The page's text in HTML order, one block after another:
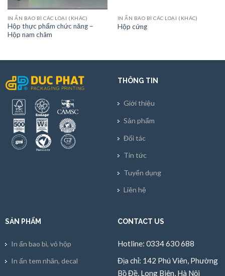
IN ẤN BAO BÌ CÁC LOẠI (KHÁC)
Hộp thực phẩm chức năng –
Hộp nam châm
IN ẤN BAO BÌ CÁC LOẠI (KHÁC)
Hộp cứng
THÔNG TIN
Giới thiệu
Sản phẩm
Đối tác
Tin tức
Tuyển dụng
Liên hệ
SẢN PHẨM
In ấn bao bì, vỏ hộp
In ấn tem nhãn, decal
CONTACT US
Hotline: 0334 630 688
Địa chỉ: 142 Phú Viên, Phường
Bồ Đề, Long Biên, Hà Nội